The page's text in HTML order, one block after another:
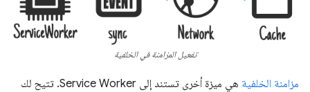
تفعيل المزامنة في الخلفية
مزامنة الخلفية
هي ميزة أخرى تستند إلى Service Worker. تتيح لك